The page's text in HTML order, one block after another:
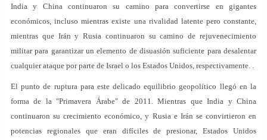
India y China continuaron su camino para convertirse en gigantes
económicos, incluso mientras existe una rivalidad latente pero constante,
mientras que Irán y Rusia continuaron su camino de rejuvenecimiento
militar para garantizar un elemento de disuasión suficiente para desalentar
cualquier ataque por parte de Israel o los Estados Unidos, respectivamente. .
El punto de ruptura para este delicado equilibrio geopolítico llegó en la
forma de la "Primavera Árabe" de 2011. Mientras que India y China
continuaron su crecimiento económico, y Rusia e Irán se convirtieron en
potencias regionales que eran difíciles de presionar, Estados Unidos